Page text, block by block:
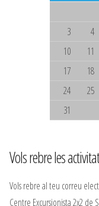
3
4
10
11
17
18
24
25
31
Vols rebre les
Vols rebre al teu correu
Centre Excursionista 2x2